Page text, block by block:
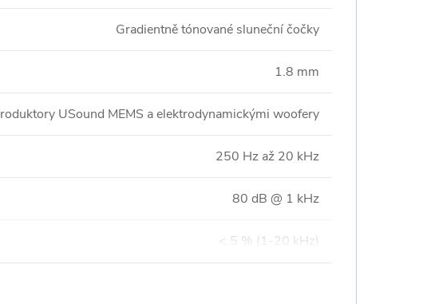
Gradientně tónované sluneční čočky
1.8 mm
USound MEMS a elektrodynamickými woofery
250 Hz až 20 kHz
80 dB @ 1 kHz
< 5 % (1-20 kHz)